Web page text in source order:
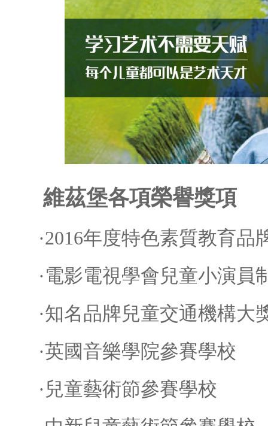
維茲堡各項榮譽獎項
·2016年度特色素質教育品
·電影電視學會兒童小演員
·知名品牌兒童交通機構大
·英國音樂學院參賽學校
·兒童藝術節參賽學校